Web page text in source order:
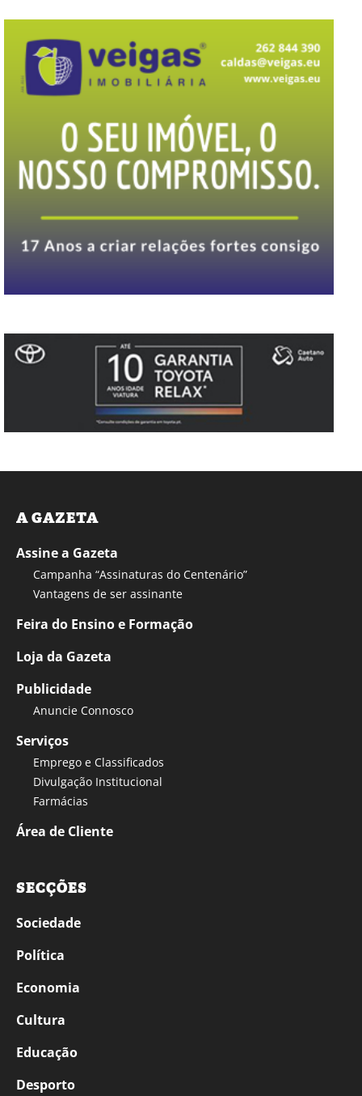
A GAZETA
Assine a Gazeta
Campanha “Assinaturas do Centenário”
Vantagens de ser assinante
Feira do Ensino e Formação
Loja da Gazeta
Publicidade
Anuncie Connosco
Serviços
Emprego e Classificados
Divulgação Institucional
Farmácias
Área de Cliente
SECÇÕES
Sociedade
Política
Economia
Cultura
Educação
Desporto